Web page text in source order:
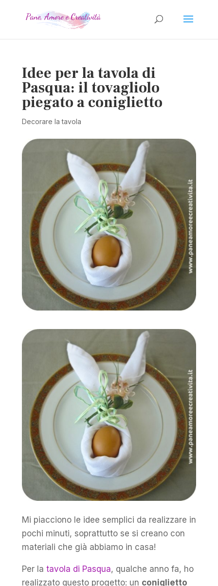
Idee per la tavola di
Pasqua: il tovagliolo
piegato a coniglietto
Decorare la tavola
Mi piacciono le idee semplici da realizzare in
pochi minuti, soprattutto se si creano con
materiali che già abbiamo in casa!
Per la tavola di Pasqua, qualche anno fa, ho
realizzato questo progetto: un coniglietto